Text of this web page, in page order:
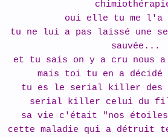
oui elle tu me l'a
tu ne lui a pas laissé une
sauvée...
et tu sais on y a cru nous a
mais toi tu en a décidé
tu es le serial killer des
serial killer celui du
sa vie c'était "nos
cette maladie qui a détruit